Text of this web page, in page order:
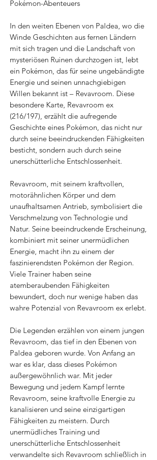
Pokémon-Abenteuers
In den weiten Ebenen von Paldea, wo die
Winde Geschichten aus fernen Ländern
mit sich tragen und die Landschaft von
mysteriösen Ruinen durchzogen ist, lebt
ein Pokémon, das für seine ungebändigte
Energie und seinen unnachgiebigen
Willen bekannt ist – Revavroom. Diese
besondere Karte, Revavroom ex
(216/197), erzählt die aufregende
Geschichte eines Pokémon, das nicht nur
durch seine beeindruckenden Fähigkeiten
besticht, sondern auch durch seine
unerschütterliche Entschlossenheit.
Revavroom, mit seinem kraftvollen,
motorähnlichen Körper und dem
unaufhaltsamen Antrieb, symbolisiert die
Verschmelzung von Technologie und
Natur. Seine beeindruckende Erscheinung,
kombiniert mit seiner unermüdlichen
Energie, macht ihn zu einem der
faszinierendsten Pokémon der Region.
Viele Trainer haben seine
atemberaubenden Fähigkeiten
bewundert, doch nur wenige haben das
wahre Potenzial von Revavroom ex erlebt.
Die Legenden erzählen von einem jungen
Revavroom, das tief in den Ebenen von
Paldea geboren wurde. Von Anfang an
war es klar, dass dieses Pokémon
außergewöhnlich war. Mit jeder
Bewegung und jedem Kampf lernte
Revavroom, seine kraftvolle Energie zu
kanalisieren und seine einzigartigen
Fähigkeiten zu meistern. Durch
unermüdliches Training und
unerschütterliche Entschlossenheit
verwandelte sich Revavroom schließlich in